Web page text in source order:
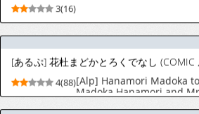
4(88)[Alp] Hanamori Madoka to
Madoka Hanamori and
香與沒出息的人 (COMIC
[Chinese] [Digital]
3(59)[Nessie Tomato] Hitchuu